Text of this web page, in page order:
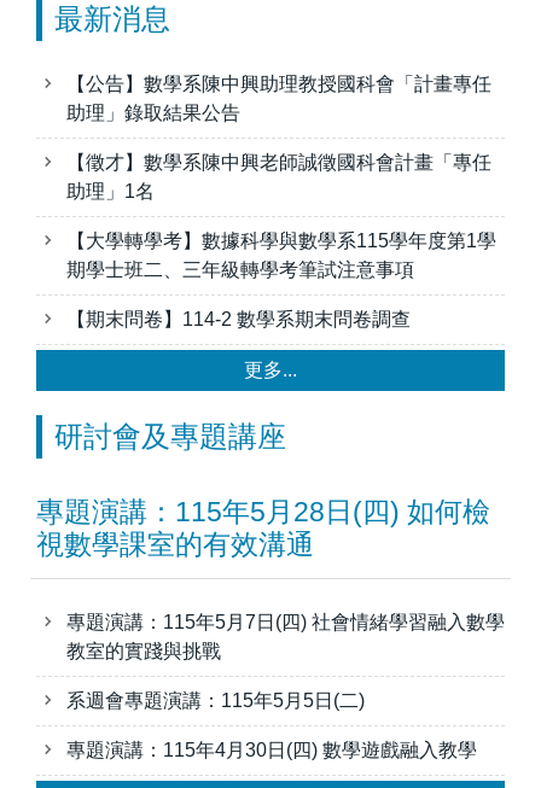
最新消息
【公告】數學系陳中興助理教授國科會「計畫專任
助理」錄取結果公告
【徵才】數學系陳中興老師誠徵國科會計畫「專任
助理」1名
【大學轉學考】數據科學與數學系115學年度第1學
期學士班二、三年級轉學考筆試注意事項
【期末問卷】114-2 數學系期末問卷調查
更多...
研討會及專題講座
專題演講：115年5月28日(四) 如何檢
視數學課室的有效溝通
專題演講：115年5月7日(四) 社會情緒學習融入數學
教室的實踐與挑戰
系週會專題演講：115年5月5日(二)
專題演講：115年4月30日(四) 數學遊戲融入教學